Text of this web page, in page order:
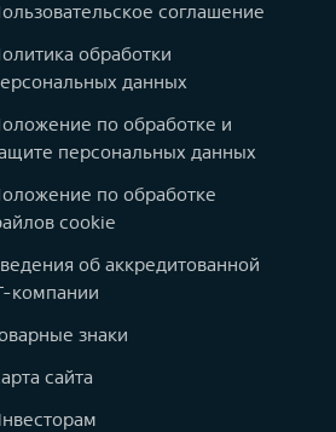
соглашение
обработки
данных
по обработке и
персональных данных
по обработке
cookie
об аккредитованной
компании
знаки
сайта